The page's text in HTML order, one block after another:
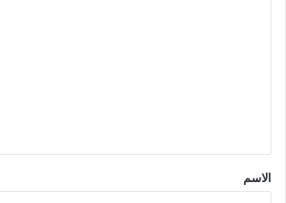
*
الاسم